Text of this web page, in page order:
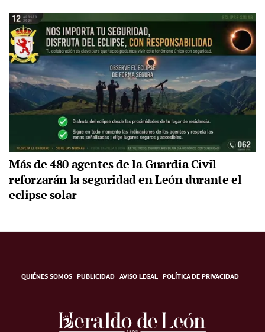
Más de 480 agentes de la Guardia Civil
reforzarán la seguridad en León durante el
eclipse solar
QUIÉNES SOMOS PUBLICIDAD AVISO LEGAL POLÍTICA DE PRIVACIDAD